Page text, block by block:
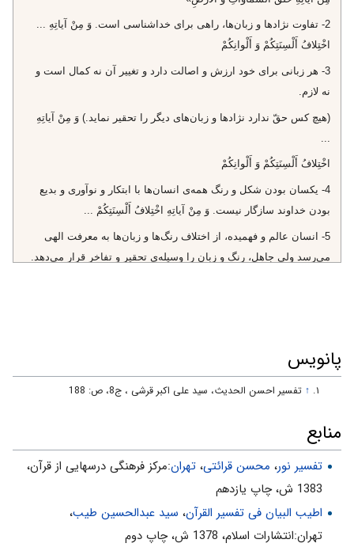
2- تفاوت نژادها و زبان‌ها، راهى براى خداشناسى است. وَ مِنْ آياتِهِ‌ ...
اخْتِلافُ أَلْسِنَتِكُمْ وَ أَلْوانِكُمْ‌
3- هر زبانى براى خود ارزش و اصالت دارد و تغيير آن نه كمال است و
نه لازم.
(هيچ كس حقّ ندارد نژادها و زبان‌هاى ديگر را تحقير نمايد.) وَ مِنْ آياتِهِ‌
اخْتِلافُ أَلْسِنَتِكُمْ وَ أَلْوانِكُمْ‌
4- يكسان بودن شكل و رنگ همه‌ى انسان‌ها با ابتكار و نوآورى و بديع
بودن خداوند سازگار نيست. وَ مِنْ آياتِهِ‌ اخْتِلافُ أَلْسِنَتِكُمْ‌ ...
5- انسان عالم و فهميده، از اختلاف رنگ‌ها و زبان‌ها به معرفت الهى
مى‌رسد ولى جاهل، رنگ و زبان را وسيله‌ى تحقير و تفاخر قرار مى‌دهد.
پانویس
↑ تفسير احسن الحديث، سید علی اکبر قرشی ، ج‏8، ص: 188
منابع
تفسیر نور، محسن قرائتی، تهران:مركز فرهنگى درسهايى از قرآن،
1383 ش، چاپ يازدهم
اطیب البیان فی تفسیر القرآن‌، سید عبدالحسین طیب،
تهران:انتشارات اسلام‌، 1378 ش‌، چاپ دوم‌